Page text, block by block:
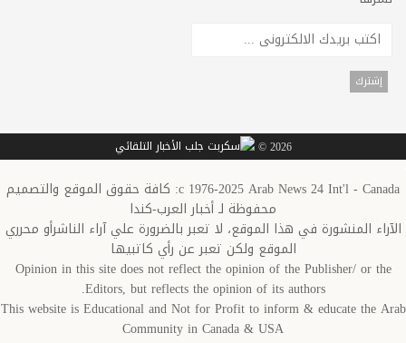
2026 ©
c 1976-2025 Arab News 24 Int'l - Canada: كافة حقوق الموقع والتصميم
محفوظة لـ أخبار العرب-كندا
الآراء المنشورة في هذا الموقع، لا تعبر بالضرورة علي آراء الناشرأو محرري
الموقع ولكن تعبر عن رأي كاتبيها
Opinion in this site does not reflect the opinion of the Publisher/ or the
Editors, but reflects the opinion of its authors.
This website is Educational and Not for Profit to inform & educate the Arab
Community in Canada & USA